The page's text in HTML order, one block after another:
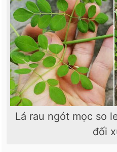
Lá rau ngót mọc so
đối